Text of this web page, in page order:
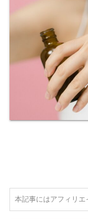
本記事にはアフィリエ